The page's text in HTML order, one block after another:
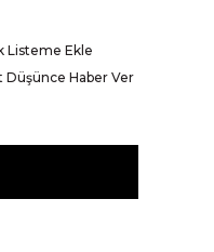
Listeme Ekle
Düşünce Haber Ver